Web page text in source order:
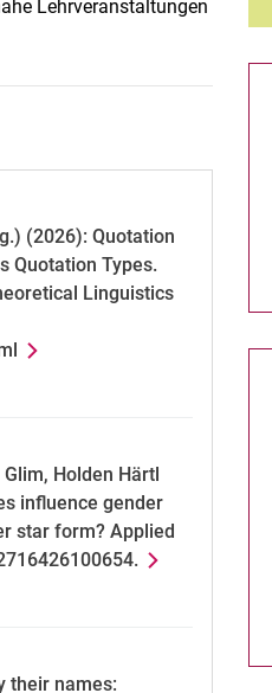
Lehrveranstaltungen
(2026): Quotation
Quotation Types.
Linguistics
Holden Härtl
influence gender
star form? Applied
their names: